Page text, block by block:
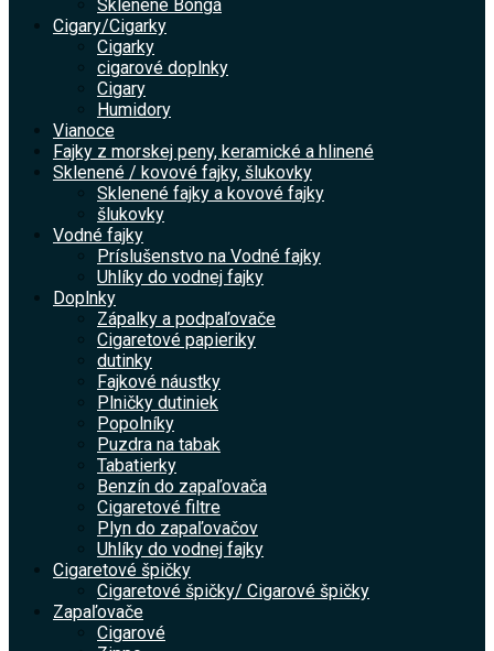
Sklenené Bongá
Cigary/Cigarky
Cigarky
cigarové doplnky
Cigary
Humidory
Vianoce
Fajky z morskej peny, keramické a hlinené
Sklenené / kovové fajky, šlukovky
Sklenené fajky a kovové fajky
šlukovky
Vodné fajky
Príslušenstvo na Vodné fajky
Uhlíky do vodnej fajky
Doplnky
Zápalky a podpaľovače
Cigaretové papieriky
dutinky
Fajkové náustky
Plničky dutiniek
Popolníky
Puzdra na tabak
Tabatierky
Benzín do zapaľovača
Cigaretové filtre
Plyn do zapaľovačov
Uhlíky do vodnej fajky
Cigaretové špičky
Cigaretové špičky/ Cigarové špičky
Zapaľovače
Cigarové